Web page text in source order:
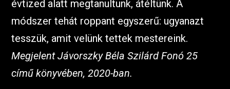
évtized alatt megtanultunk, átéltünk. A
módszer tehát roppant egyszerű: ugyanazt
tesszük, amit velünk tettek mestereink.
Megjelent Jávorszky Béla Szilárd Fonó 25
című könyvében, 2020-ban.